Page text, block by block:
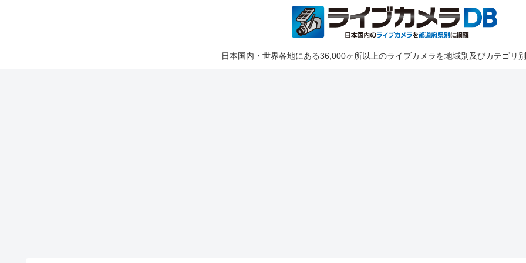
日本国内・世界各地にある36,000ヶ所以上のライブカメラを地域別及びカテゴリ別